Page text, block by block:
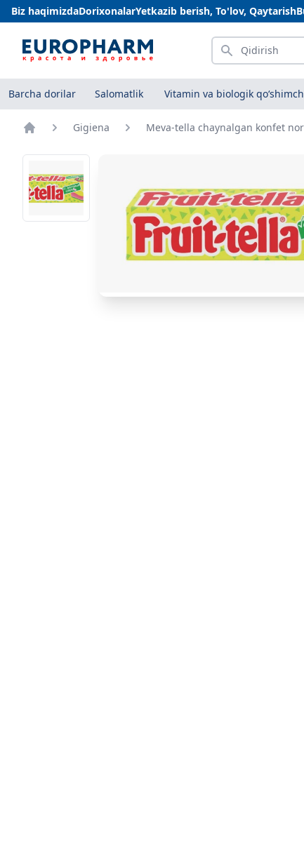
Biz haqimizdaDorixonalarYetkazib berish, To'lov, Qaytarish
Qidirish
Barcha dorilar Salomatlik Vitamin va biologik
Gigiena Meva-tella chaynalgan konfet